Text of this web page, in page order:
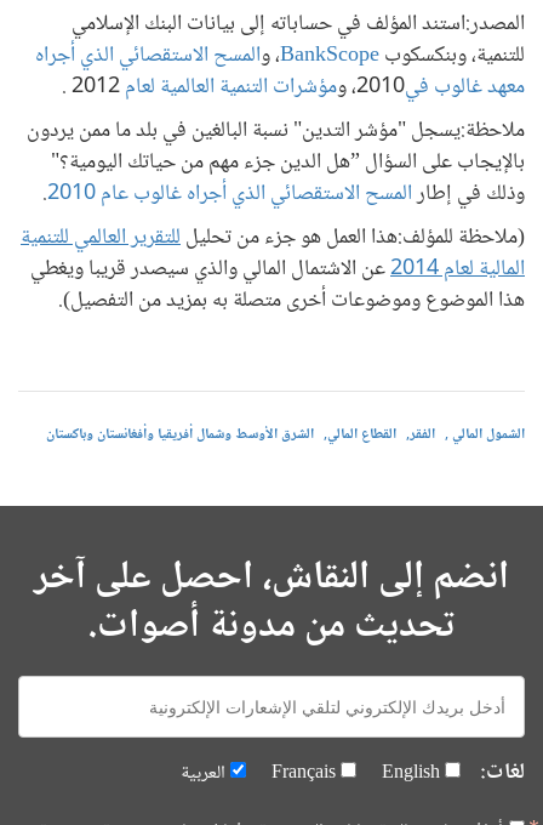
المصدر:استند المؤلف في حساباته إلى بيانات البنك الإسلامي
للتنمية، وبنكسكوبBankScope، والمسح الاستقصائي الذي أجراه
معهد غالوب في2010، و مؤشرات التنمية العالمية لعام2012 .
ملاحظة:يسجل "مؤشر التدين" نسبة البالغين في بلد ما ممن يردون
بالإيجاب على السؤال ”هل الدين جزء مهم من حياتك اليومية؟"
وذلك في إطارالمسح الاستقصائي الذي أجراه غالوب عام 2010
.
(ملاحظة للمؤلف:هذا العمل هو جزء من تحليلللتقرير العالمي للتنمية
المالية لعام 2014
عن الاشتمال المالي والذي سيصدر قريبا ويغطي
هذا الموضوع وموضوعات أخرى متصلة به بمزيد من التفصيل).
الشمول المالي الفقر القطاع المالي الشرق الأوسط وشمال أفريقيا وأفغانستان وباكستان
انضم إلى النقاش، احصل على آخر
تحديث من مدونة أصوات.
E-
mail:
لغات: English
Français
العربية